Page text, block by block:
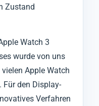
Zustand
Watch 3
wurde von uns
Apple Watch
Für den Display-
Verfahren